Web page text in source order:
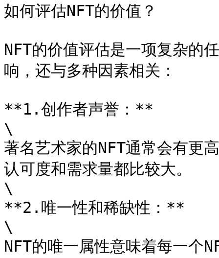
如何评估NFT的价值？
NFT的价值评估是一项复杂的
响，还与多种因素相关：
**1.创作者声誉：**
\
著名艺术家的NFT通常会有更
认可度和需求量都比较大。
\
**2.唯一性和稀缺性：**
\
NFT的唯一属性意味着每一个